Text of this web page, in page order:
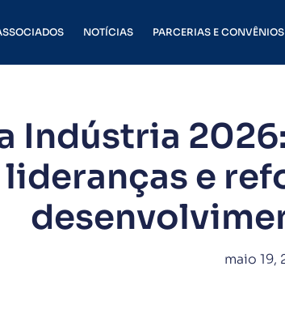
NOTÍCIAS PARCERIAS E CONVÊNIOS
Indústria
lideranças e
maio 19,